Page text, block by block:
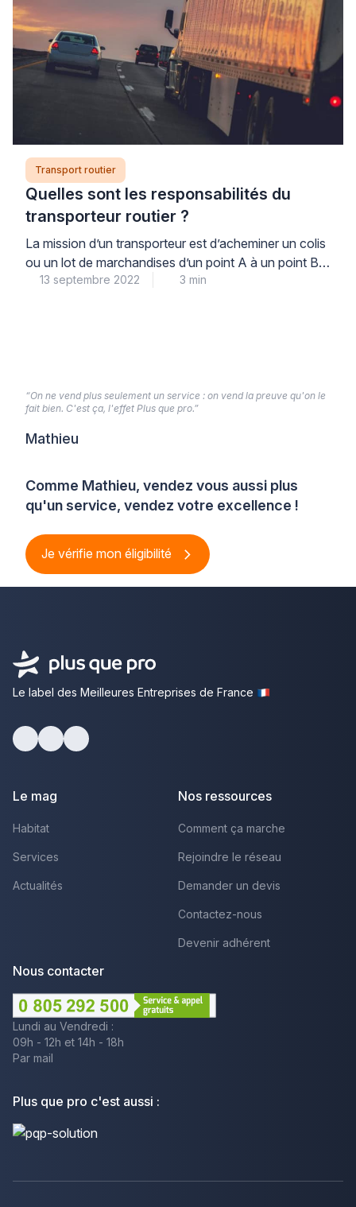
adoptée consiste à externaliser partiellement ou en
totalité certaines opérations logistiques […]
Transport routier
Quelles sont les responsabilités du
transporteur routier ?
La mission d’un transporteur est d’acheminer un colis
ou un lot de marchandises d’un point A à un point B.
S’ils peuvent être ferroviaires, aériens ou maritimes,
13 septembre 2022 3 min
Comme Mathieu, vendez vous aussi plus
qu'un service, vendez votre excellence !
Je vérifie mon éligibilité
“On ne vend plus seulement un service : on vend la preuve qu'on le
fait bien. C'est ça, l'effet Plus que pro.”
Mathieu
Le label des Meilleures Entreprises de France
Le mag
Habitat
Services
Actualités
Nos ressources
Comment ça marche
Rejoindre le réseau
Demander un devis
Contactez-nous
Devenir adhérent
Nous contacter
Lundi au Vendredi :
09h - 12h et 14h - 18h
Par mail
Plus que pro c'est aussi :